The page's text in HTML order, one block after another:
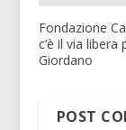
Fondazione
c’è il via libera
Giordano
POST